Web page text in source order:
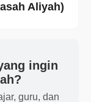
Aliyah)
ingin
guru, dan